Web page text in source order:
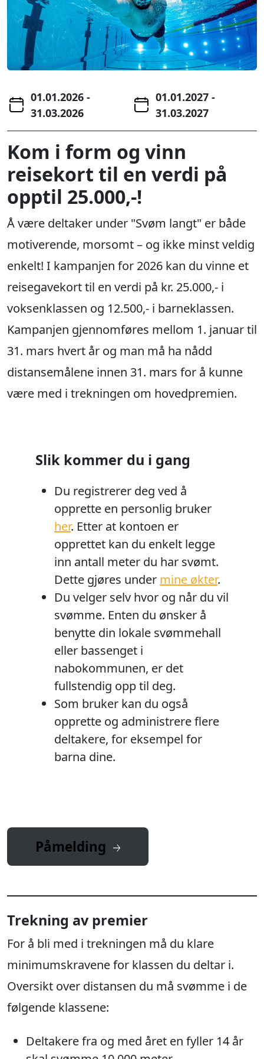
01.01.2026 -
31.03.2026
01.01.2027 -
31.03.2027
Kom i form og vinn
reisekort til en verdi på
opptil 25.000,-!
Å være deltaker under "Svøm langt" er både
motiverende, morsomt – og ikke minst veldig
enkelt! I kampanjen for 2026 kan du vinne et
reisegavekort til en verdi på kr. 25.000,- i
voksenklassen og 12.500,- i barneklassen.
Kampanjen gjennomføres mellom 1. januar til
31. mars hvert år og man må ha nådd
distansemålene innen 31. mars for å kunne
være med i trekningen om hovedpremien.
Slik kommer du i gang
Du registrerer deg ved å
opprette en personlig bruker
her. Etter at kontoen er
opprettet kan du enkelt legge
inn antall meter du har svømt.
Dette gjøres under mine økter.
Du velger selv hvor og når du vil
svømme. Enten du ønsker å
benytte din lokale svømmehall
eller bassenget i
nabokommunen, er det
fullstendig opp til deg.
Som bruker kan du også
opprette og administrere flere
deltakere, for eksempel for
barna dine.
Påmelding
Trekning av premier
For å bli med i trekningen må du klare
minimumskravene for klassen du deltar i.
Oversikt over distansen du må svømme i de
følgende klassene:
Deltakere fra og med året en fyller 14 år